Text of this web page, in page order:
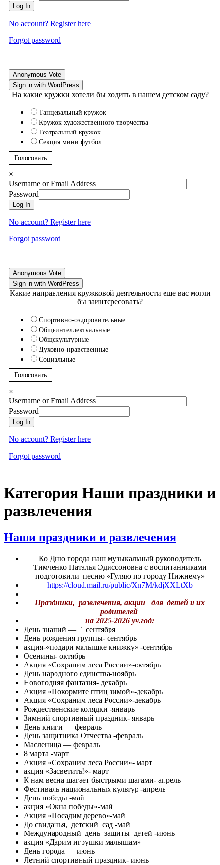
Log In
No account? Register here
Forgot password
Anonymous Vote
Sign in with WordPress
На какие кружки хотели бы ходить в нашем детском саду?
Танцевальный кружок
Кружок художественного творчества
Театральный кружок
Секция мини футбол
Голосовать
×
Username or Email Address
Password
Log In
No account? Register here
Forgot password
Anonymous Vote
Sign in with WordPress
Какие направления кружковой деятельности еще вас могли
бы заинтересовать?
Спортивно-оздоровительные
Общеинтеллектуальные
Общекультурные
Духовно-нравственные
Социальные
Голосовать
×
Username or Email Address
Password
Log In
No account? Register here
Forgot password
Категория Наши праздники и
развлечения
Наши праздники и развлечения
Ко Дню города наш музыкальный руководитель
Тимченко Наталья Эдиссоновна с воспитанниками
подготовили песню «Гуляю по городу Нижнему»
https://cloud.mail.ru/public/Xn7M/kdjXXLtXb
Праздники, развлечения, акции для детей и их
родителей
на 2025-2026 уч.год:
День знаний — 1 сентября
День рождения группы- сентябрь
акция-«подари малышке книжку» -сентябрь
Осенины- октябрь
Акция «Сохраним леса России»-октябрь
День народного единства-ноябрь
Новогодняя фантазия- декабрь
Акция «Покормите птиц зимой»-декабрь
Акция «Сохраним леса России»-декабрь
Рождественские колядки -январь
Зимний спортивный праздник- январь
День книги — февраль
День защитника Отчества -февраль
Масленица — февраль
8 марта -март
Акция «Сохраним леса России»- март
акция «Засветить!»- март
К нам весна шагает быстрыми шагами- апрель
Фестиваль национальных культур -апрель
День победы -май
акция «Окна победы»-май
Акция «Посадим дерево»-май
До свиданья, детский сад -май
Международный день защиты детей -июнь
акция «Дарим игрушки малышам»
День города — июнь
Летний спортивный праздник- июнь